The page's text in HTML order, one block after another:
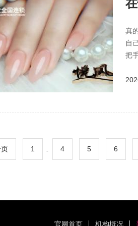
真
自
把
1 .. 4 5 6
官网首页 机构概况